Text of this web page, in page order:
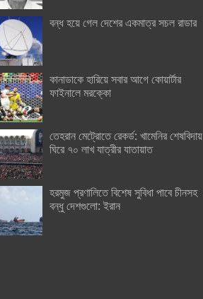
বন্ধ হয়ে গেল দেশের একমাত্র সচল রাডার
কানাডাকে হারিয়ে সবার আগে কোয়ার্টার
ফাইনালে মরক্কো
তেহরান মেট্রোতে রেকর্ড: খামেনির শেষবিদায়
ঘিরে ৭০ লাখ যাত্রীর যাতায়াত
হরমুজ প্রণালিতে বিশেষ সুবিধা পাবে চীনসহ
বন্ধু দেশগুলো: ইরান